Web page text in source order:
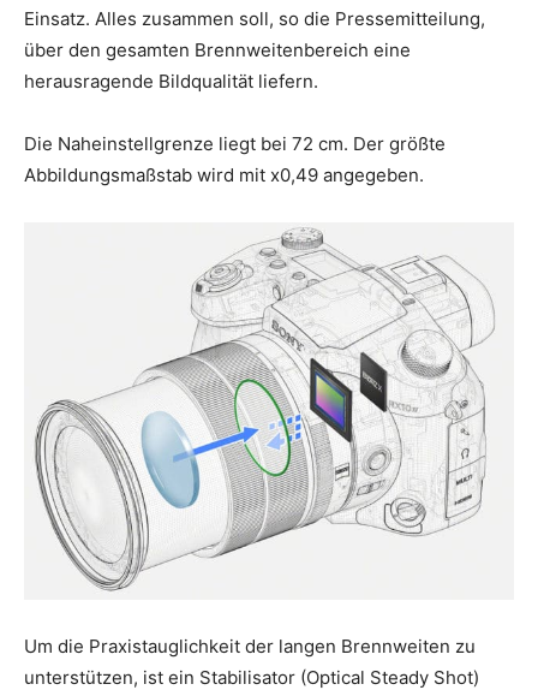
Einsatz. Alles zusammen soll, so die Pressemitteilung,
über den gesamten Brennweitenbereich eine
herausragende Bildqualität liefern.
Die Naheinstellgrenze liegt bei 72 cm. Der größte
Abbildungsmaßstab wird mit x0,49 angegeben.
Um die Praxistauglichkeit der langen Brennweiten zu
unterstützen, ist ein Stabilisator (Optical Steady Shot)